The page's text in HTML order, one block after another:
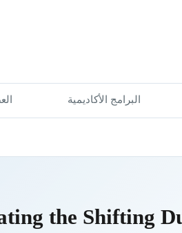
البرامج الأكاديمية
the Shifting